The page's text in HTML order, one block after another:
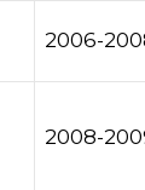
2006-
2008-